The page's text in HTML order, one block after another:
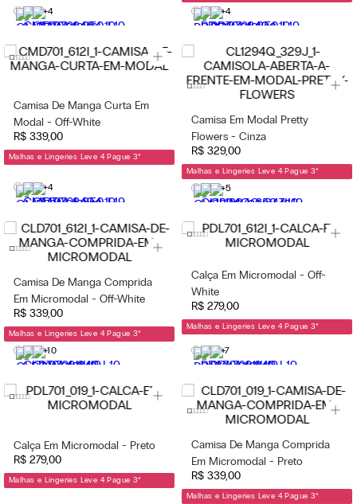
+4 +4
Camisa De Manga Curta Em
Modal - Off-White
R$ 339,00
Malhas e Lingeries Leve 4 Pague 3*
+4
Camisa Em Modal Pretty
Flowers - Cinza
R$ 329,00
Malhas e Lingeries Leve 4 Pague 3*
+5
Camisa De Manga Comprida
Em Micromodal - Off-White
R$ 339,00
Malhas e Lingeries Leve 4 Pague 3*
+10
Calça Em Micromodal - Off-
White
R$ 279,00
Malhas e Lingeries Leve 4 Pague 3*
+7
Calça Em Micromodal - Preto
R$ 279,00
Malhas e Lingeries Leve 4 Pague 3*
Camisa De Manga Comprida
Em Micromodal - Preto
R$ 339,00
Malhas e Lingeries Leve 4 Pague 3*